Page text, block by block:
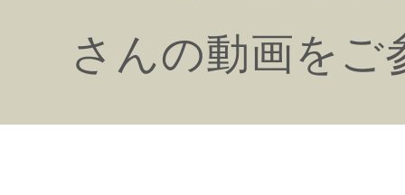
さんの動画を